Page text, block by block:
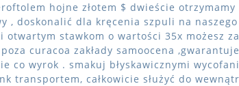
hojne złotem $ dwieście
, doskonalić dla kręcenia szpuli na
stawkom o wartości 35x możesz
curacoa zakłady samoocena
co wyrok . smakuj błyskawicznymi
transportem, ​​całkowicie służyć do